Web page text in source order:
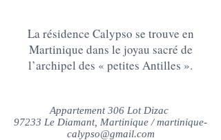
La résidence Calypso se trouve en
Martinique dans le joyau sacré de
l’archipel des « petites Antilles ».
Appartement 306 Lot Dizac
97233 Le Diamant, Martinique /martinique-
calypso@gmail.com